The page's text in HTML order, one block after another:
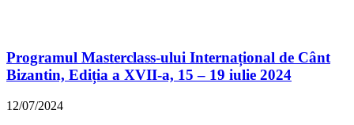
Programul Masterclass-ului Internațional de Cânt
Bizantin, Ediția a XVII-a, 15 – 19 iulie 2024
12/07/2024